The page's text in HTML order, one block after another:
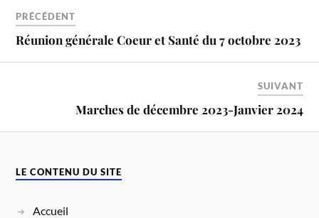
PRÉCÉDENT
Réunion générale Coeur et Santé du 7 octobre 2023
SUIVANT
Marches de décembre 2023-Janvier 2024
LE CONTENU DU SITE
Accueil